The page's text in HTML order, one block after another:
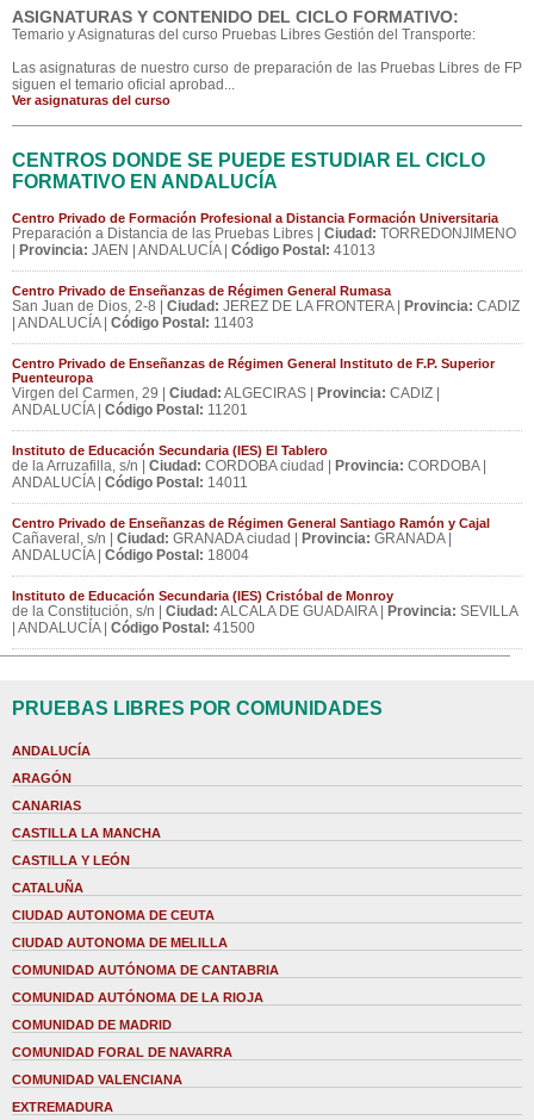
ASIGNATURAS Y CONTENIDO DEL CICLO FORMATIVO:
Temario y Asignaturas del curso Pruebas Libres Gestión del Transporte:
Las asignaturas de nuestro curso de preparación de las Pruebas Libres de FP
siguen el temario oficial aprobad...
Ver asignaturas del curso
CENTROS DONDE SE PUEDE ESTUDIAR EL CICLO
FORMATIVO EN ANDALUCÍA
Centro Privado de Formación Profesional a Distancia Formación Universitaria
Preparación a Distancia de las Pruebas Libres | Ciudad: TORREDONJIMENO
Provincia: JAEN | ANDALUCÍA | Código Postal: 41013
Centro Privado de Enseñanzas de Régimen General Rumasa
San Juan de Dios, 2-8 | Ciudad: JEREZ DE LA FRONTERA | Provincia: CADIZ
| ANDALUCÍA | Código Postal: 11403
Centro Privado de Enseñanzas de Régimen General Instituto de F.P. Superior
Puenteuropa
Virgen del Carmen, 29 | Ciudad: ALGECIRAS | Provincia: CADIZ |
ANDALUCÍA | Código Postal: 11201
Instituto de Educación Secundaria (IES) El Tablero
de la Arruzafilla, s/n | Ciudad: CORDOBA ciudad | Provincia: CORDOBA |
ANDALUCÍA | Código Postal: 14011
Centro Privado de Enseñanzas de Régimen General Santiago Ramón y Cajal
Cañaveral, s/n | Ciudad: GRANADA ciudad | Provincia: GRANADA |
ANDALUCÍA | Código Postal: 18004
Instituto de Educación Secundaria (IES) Cristóbal de Monroy
de la Constitución, s/n | Ciudad: ALCALA DE GUADAIRA | Provincia: SEVILLA
| ANDALUCÍA | Código Postal: 41500
PRUEBAS LIBRES POR COMUNIDADES
ANDALUCÍA
ARAGÓN
CANARIAS
CASTILLA LA MANCHA
CASTILLA Y LEÓN
CATALUÑA
CIUDAD AUTONOMA DE CEUTA
CIUDAD AUTONOMA DE MELILLA
COMUNIDAD AUTÓNOMA DE CANTABRIA
COMUNIDAD AUTÓNOMA DE LA RIOJA
COMUNIDAD DE MADRID
COMUNIDAD FORAL DE NAVARRA
COMUNIDAD VALENCIANA
EXTREMADURA